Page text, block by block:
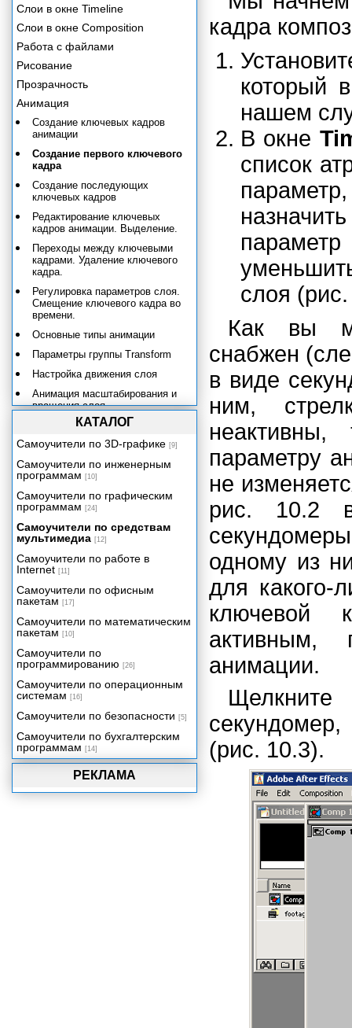
кадра
который
нашем
В окне
список
слоя
Как вы
снабжен
в виде
ним,
параметру
не
рис. 10.2
одному из
для какого-
ключевой
активным,
анимации.
(рис. 10.3).
РЕКЛАМА
Слои в окне Timeline
Слои в окне Composition
Работа с файлами
Рисование
Прозрачность
Анимация
Создание ключевых кадров
анимации
Создание первого ключевого
кадра
Создание последующих
ключевых кадров
Редактирование ключевых
кадров анимации. Выделение.
Переходы между ключевыми
кадрами. Удаление ключевого
кадра.
Регулировка параметров слоя.
Смещение ключевого кадра во
времени.
Основные типы анимации
Параметры группы Transform
Настройка движения слоя
Анимация масштабирования и
вращения слоя
Анимация других параметров
Настройка скорости анимации
Эффекты
Приложение
КАТАЛОГ
Самоучители по 3D-графике [9]
Самоучители по инженерным
программам [10]
Самоучители по графическим
программам [24]
Самоучители по средствам
мультимедиа [12]
Самоучители по работе в
Internet [11]
Самоучители по офисным
пакетам [17]
Самоучители по математическим
пакетам [10]
Самоучители по
программированию [26]
Самоучители по операционным
системам [16]
Самоучители по безопасности [5]
Самоучители по бухгалтерским
программам [14]